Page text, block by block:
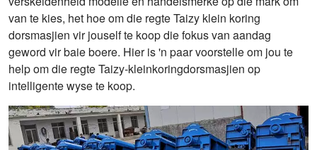
van te kies, het hoe om die regte Taizy klein koring
dorsmasjien vir jouself te koop die fokus van aandag
geword vir baie boere. Hier is 'n paar voorstelle om jou te
help om die regte Taizy-kleinkoringdorsmasjien op
intelligente wyse te koop.